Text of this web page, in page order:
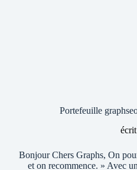
Portefeuille
Bonjour Chers Graphs, On
et on recommence. » Avec